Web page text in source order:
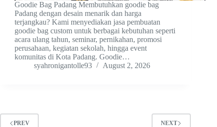
Goodie Bag Padang Membutuhkan goodie bag
Padang dengan desain menarik dan harga
terjangkau? Kami menyediakan jasa pembuatan
goodie bag custom untuk berbagai kebutuhan seperti
acara ulang tahun, seminar, pernikahan, promosi
perusahaan, kegiatan sekolah, hingga event
komunitas di Kota Padang. Goodie…
syahronigantolle93
August 2, 2026
PREV NEXT